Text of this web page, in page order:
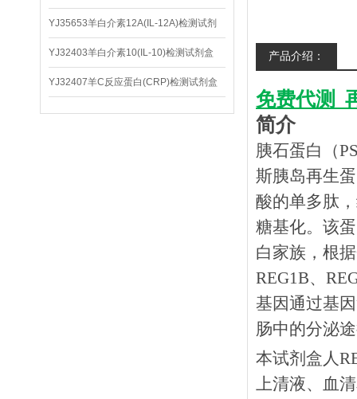
盒
YJ35653羊白介素12A(IL-12A)检测试剂
盒
YJ32403羊白介素10(IL-10)检测试剂盒
YJ32407羊C反应蛋白(CRP)检测试剂盒
产品介绍：
免费代测
简介
胰石蛋白（
斯胰岛再生
酸的单多肽
糖基化。该
白家族，根
REG1B、
基因通过基
肠中的分泌
本试剂盒人
上清液、血